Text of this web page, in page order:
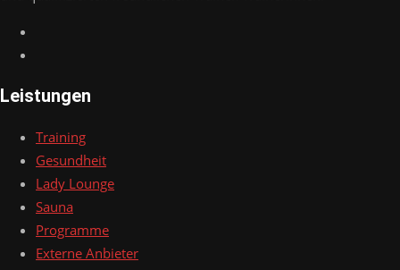
Leistungen
Training
Gesundheit
Lady Lounge
Sauna
Programme
Externe Anbieter